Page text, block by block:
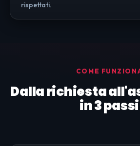
rispettati.
COME
Dalla richiesta
in 3 passi